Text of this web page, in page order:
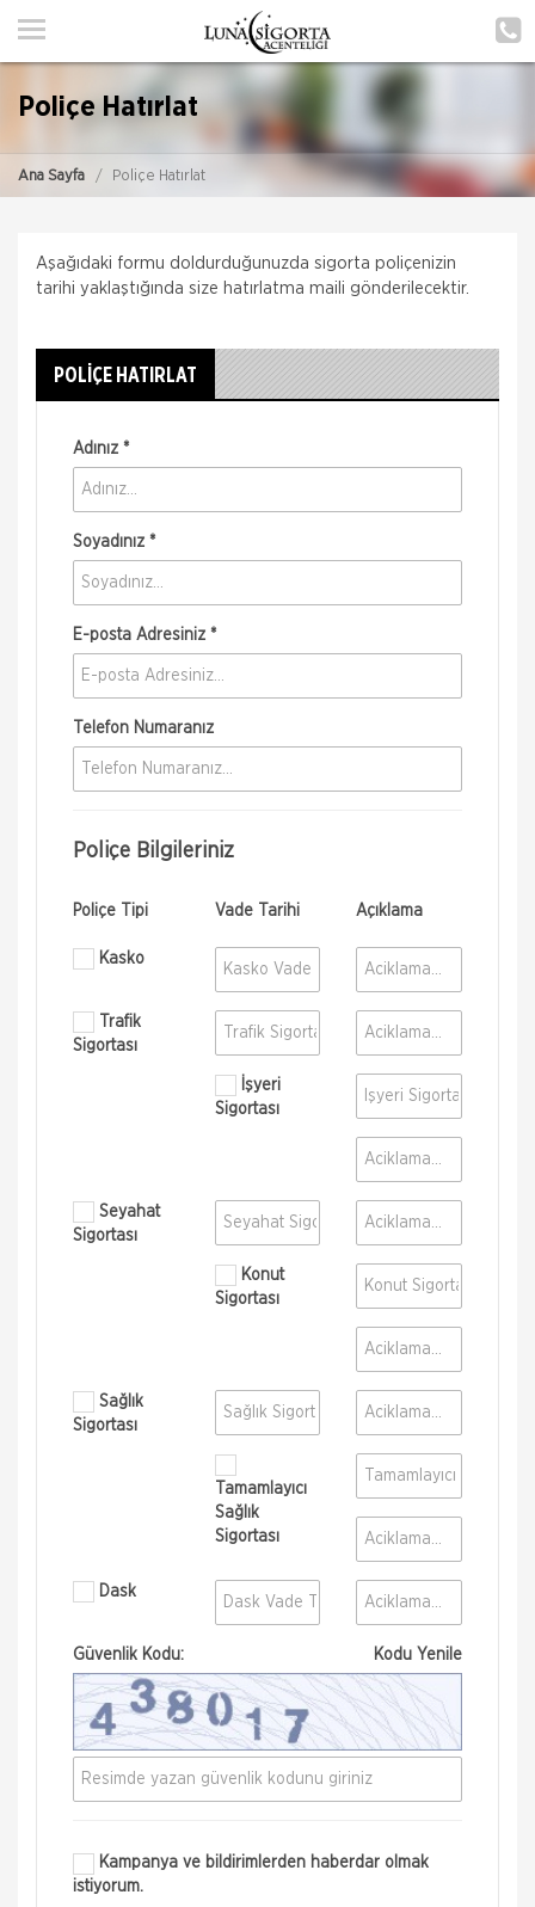
ANA SAYFA
POLIÇE HATIRLAT
ŞUBELERIMIZ
MÜŞTERI GIRIŞI
Poliçe Hatırlat
Ana Sayfa Poliçe Hatırlat
Aşağıdaki formu doldurduğunuzda sigorta poliçenizin
tarihi yaklaştığında size hatırlatma maili gönderilecektir.
POLİÇE HATIRLAT
Adınız *
Soyadınız *
E-posta Adresiniz *
Telefon Numaranız
Poliçe Bilgileriniz
Poliçe Tipi Vade Tarihi Açıklama
Kasko
Trafik
Sigortası
İşyeri
Sigortası
Seyahat
Sigortası
Konut
Sigortası
Sağlık
Sigortası
Tamamlayıcı
Sağlık
Sigortası
Dask
Güvenlik Kodu: Kodu Yenile
Kampanya ve bildirimlerden haberdar olmak
istiyorum.